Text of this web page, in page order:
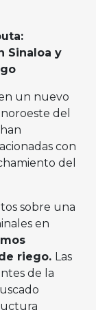
Sinaloa y
un nuevo
del
con
del
sobre una
en
riego. Las
de la